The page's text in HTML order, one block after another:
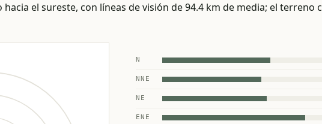
el sureste, con líneas de visión de 94.4 km de media; el terreno
N
NNE
NE
ENE